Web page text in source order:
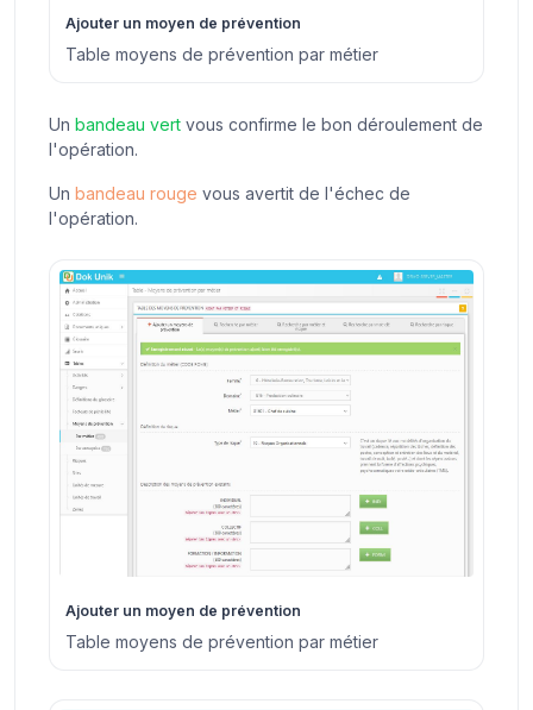
Ajouter un moyen de prévention
Table moyens de prévention par métier
Un bandeau vert vous confirme le bon déroulement de
l'opération.
Un bandeau rouge vous avertit de l'échec de
l'opération.
Ajouter un moyen de prévention
Table moyens de prévention par métier